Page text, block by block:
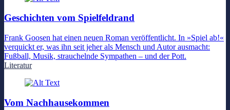
Geschichten vom Spielfeldrand
Frank Goosen hat einen neuen Roman veröffentlicht. In »Spiel ab!«
verquickt er, was ihn seit jeher als Mensch und Autor ausmacht:
Fußball, Musik, strauchelnde Sympathen – und der Pott.
Literatur
Vom Nachhausekommen